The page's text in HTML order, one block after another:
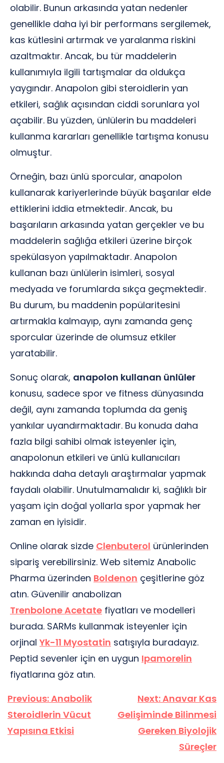
olabilir. Bunun arkasında yatan nedenler
genellikle daha iyi bir performans sergilemek,
kas kütlesini artırmak ve yaralanma riskini
azaltmaktır. Ancak, bu tür maddelerin
kullanımıyla ilgili tartışmalar da oldukça
yaygındır. Anapolon gibi steroidlerin yan
etkileri, sağlık açısından ciddi sorunlara yol
açabilir. Bu yüzden, ünlülerin bu maddeleri
kullanma kararları genellikle tartışma konusu
olmuştur.
Örneğin, bazı ünlü sporcular, anapolon
kullanarak kariyerlerinde büyük başarılar elde
ettiklerini iddia etmektedir. Ancak, bu
başarıların arkasında yatan gerçekler ve bu
maddelerin sağlığa etkileri üzerine birçok
spekülasyon yapılmaktadır. Anapolon
kullanan bazı ünlülerin isimleri, sosyal
medyada ve forumlarda sıkça geçmektedir.
Bu durum, bu maddenin popülaritesini
artırmakla kalmayıp, aynı zamanda genç
sporcular üzerinde de olumsuz etkiler
yaratabilir.
Sonuç olarak, anapolon kullanan ünlüler
konusu, sadece spor ve fitness dünyasında
değil, aynı zamanda toplumda da geniş
yankılar uyandırmaktadır. Bu konuda daha
fazla bilgi sahibi olmak isteyenler için,
anapolonun etkileri ve ünlü kullanıcıları
hakkında daha detaylı araştırmalar yapmak
faydalı olabilir. Unutulmamalıdır ki, sağlıklı bir
yaşam için doğal yollarla spor yapmak her
zaman en iyisidir.
Online olarak sizde Clenbuterol ürünlerinden
sipariş verebilirsiniz. Web sitemiz Anabolic
Pharma üzerinden Boldenon çeşitlerine göz
atın. Güvenilir anabolizan
Trenbolone Acetate fiyatları ve modelleri
burada. SARMs kullanmak isteyenler için
orjinal Yk-11 Myostatin satışıyla buradayız.
Peptid sevenler için en uygun Ipamorelin
fiyatlarına göz atın.
Yazı
gezinmesi
Previous:Anabolik
Steroidlerin Vücut
Yapısına Etkisi
Next:Anavar Kas
Gelişiminde Bilinmesi
Gereken Biyolojik
Süreçler